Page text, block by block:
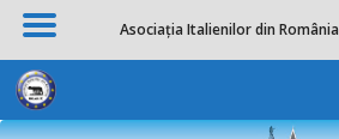
Skip to contentAsociația Italienilor din România